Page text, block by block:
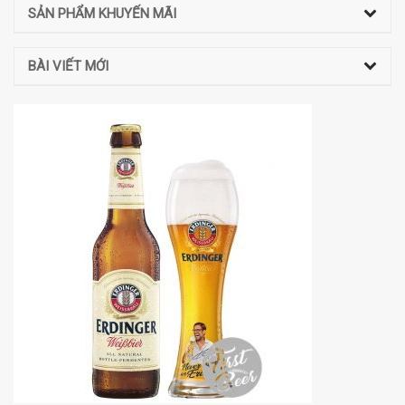
SẢN PHẨM KHUYẾN MÃI
BÀI VIẾT MỚI